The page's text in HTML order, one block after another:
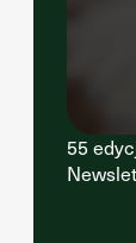
55